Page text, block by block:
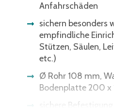
Anfahrschäden
sichern besonders
empfindliche
Stützen, Säulen,
etc.)
Ø Rohr 108 mm,
Bodenplatte 200 x
sichere